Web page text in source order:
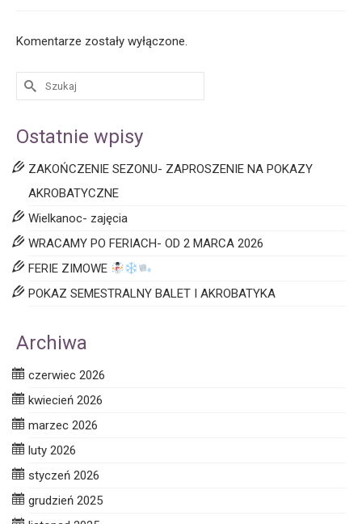
Komentarze zostały wyłączone.
Ostatnie wpisy
ZAKOŃCZENIE SEZONU- ZAPROSZENIE NA POKAZY
AKROBATYCZNE
Wielkanoc- zajęcia
WRACAMY PO FERIACH- OD 2 MARCA 2026
FERIE ZIMOWE
POKAZ SEMESTRALNY BALET I AKROBATYKA
Archiwa
czerwiec 2026
kwiecień 2026
marzec 2026
luty 2026
styczeń 2026
grudzień 2025